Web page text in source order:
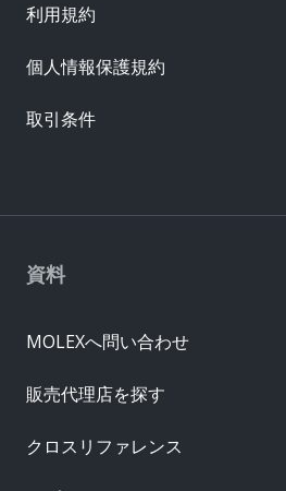
資料
MOLEXへ問い合わせ
販売代理店を探す
クロスリファレンス
利用規約
個人情報保護規約
取引条件